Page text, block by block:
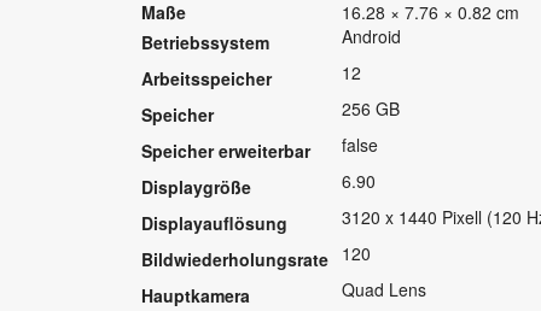
Maße
16.28 × 7.76 × 0.82 cm
Betriebssystem
Android
Arbeitsspeicher
12
Speicher
256 GB
Speicher erweiterbar
false
Displaygröße
6.90
Displayauflösung
3120 x 1440 Pixell (120
Bildwiederholungsrate 120
Hauptkamera
Quad Lens